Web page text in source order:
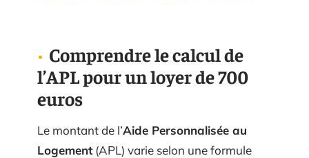
Comprendre le calcul de
l’APL pour un loyer de 700
euros
Le montant de l’Aide Personnalisée au
Logement(APL) varie selon une formule